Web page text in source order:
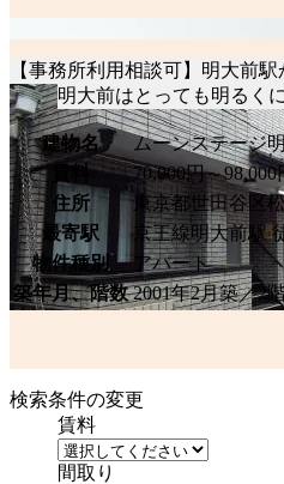
【事務所利用相談可】明大前
明大前はとっても明るく
建物名
ムーンステージ
賃料
70,000円～98,000
住所
東京都世田谷区
最寄駅
京王線明大前駅
物件種別
アパート
築年月、階数 2001年2月築／2
検索条件の変更
賃料
間取り